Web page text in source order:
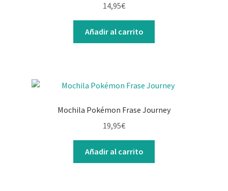
14,95€
Añadir al carrito
Mochila Pokémon Frase Journey
19,95€
Añadir al carrito